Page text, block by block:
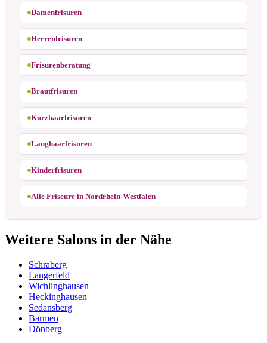
Damenfrisuren
Herrenfrisuren
Frisurenberatung
Brautfrisuren
Kurzhaarfrisuren
Langhaarfrisuren
Kinderfrisuren
Alle Friseure in Nordrhein-Westfalen
Weitere Salons in der Nähe
Schraberg
Langerfeld
Wichlinghausen
Heckinghausen
Sedansberg
Barmen
Dönberg